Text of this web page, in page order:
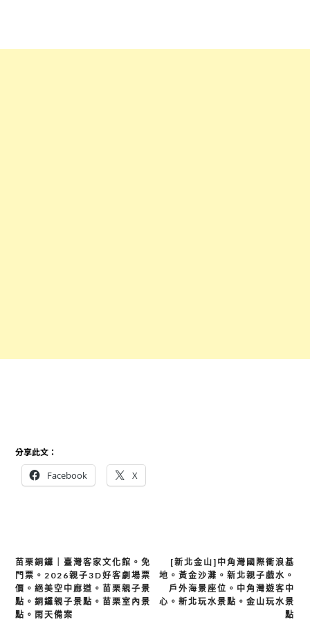
分享此文：
Facebook X
文
章
導
覽
[新北金山]中角灣國際衝浪基
地。黃金沙灘。新北親子戲水。
戶外海景座位。中角灣遊客中
心。新北玩水景點。金山玩水景
點
苗栗銅鑼｜臺灣客家文化館。免
門票。2026親子3D好客劇場票
價。絕美空中廊道。苗栗親子景
點。銅鑼親子景點。苗栗室內景
點。雨天備案